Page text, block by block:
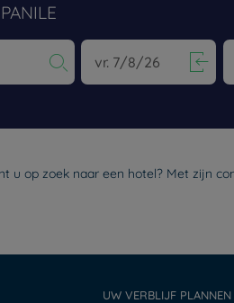
u op zoek naar een hotel? Met zijn
UW VERBLIJF PLANNEN